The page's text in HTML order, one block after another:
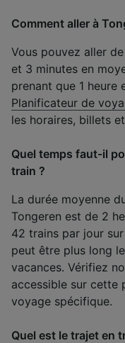
Comment aller à
Vous pouvez aller
et 3 minutes en
prenant que 1 heure
Planificateur de
les horaires, billets
Quel temps faut-il
train ?
La durée moyenne
Tongeren est de 2
42 trains par jour
peut être plus long
vacances. Vérifiez
accessible sur cette
voyage spécifique.
Quel est le trajet en